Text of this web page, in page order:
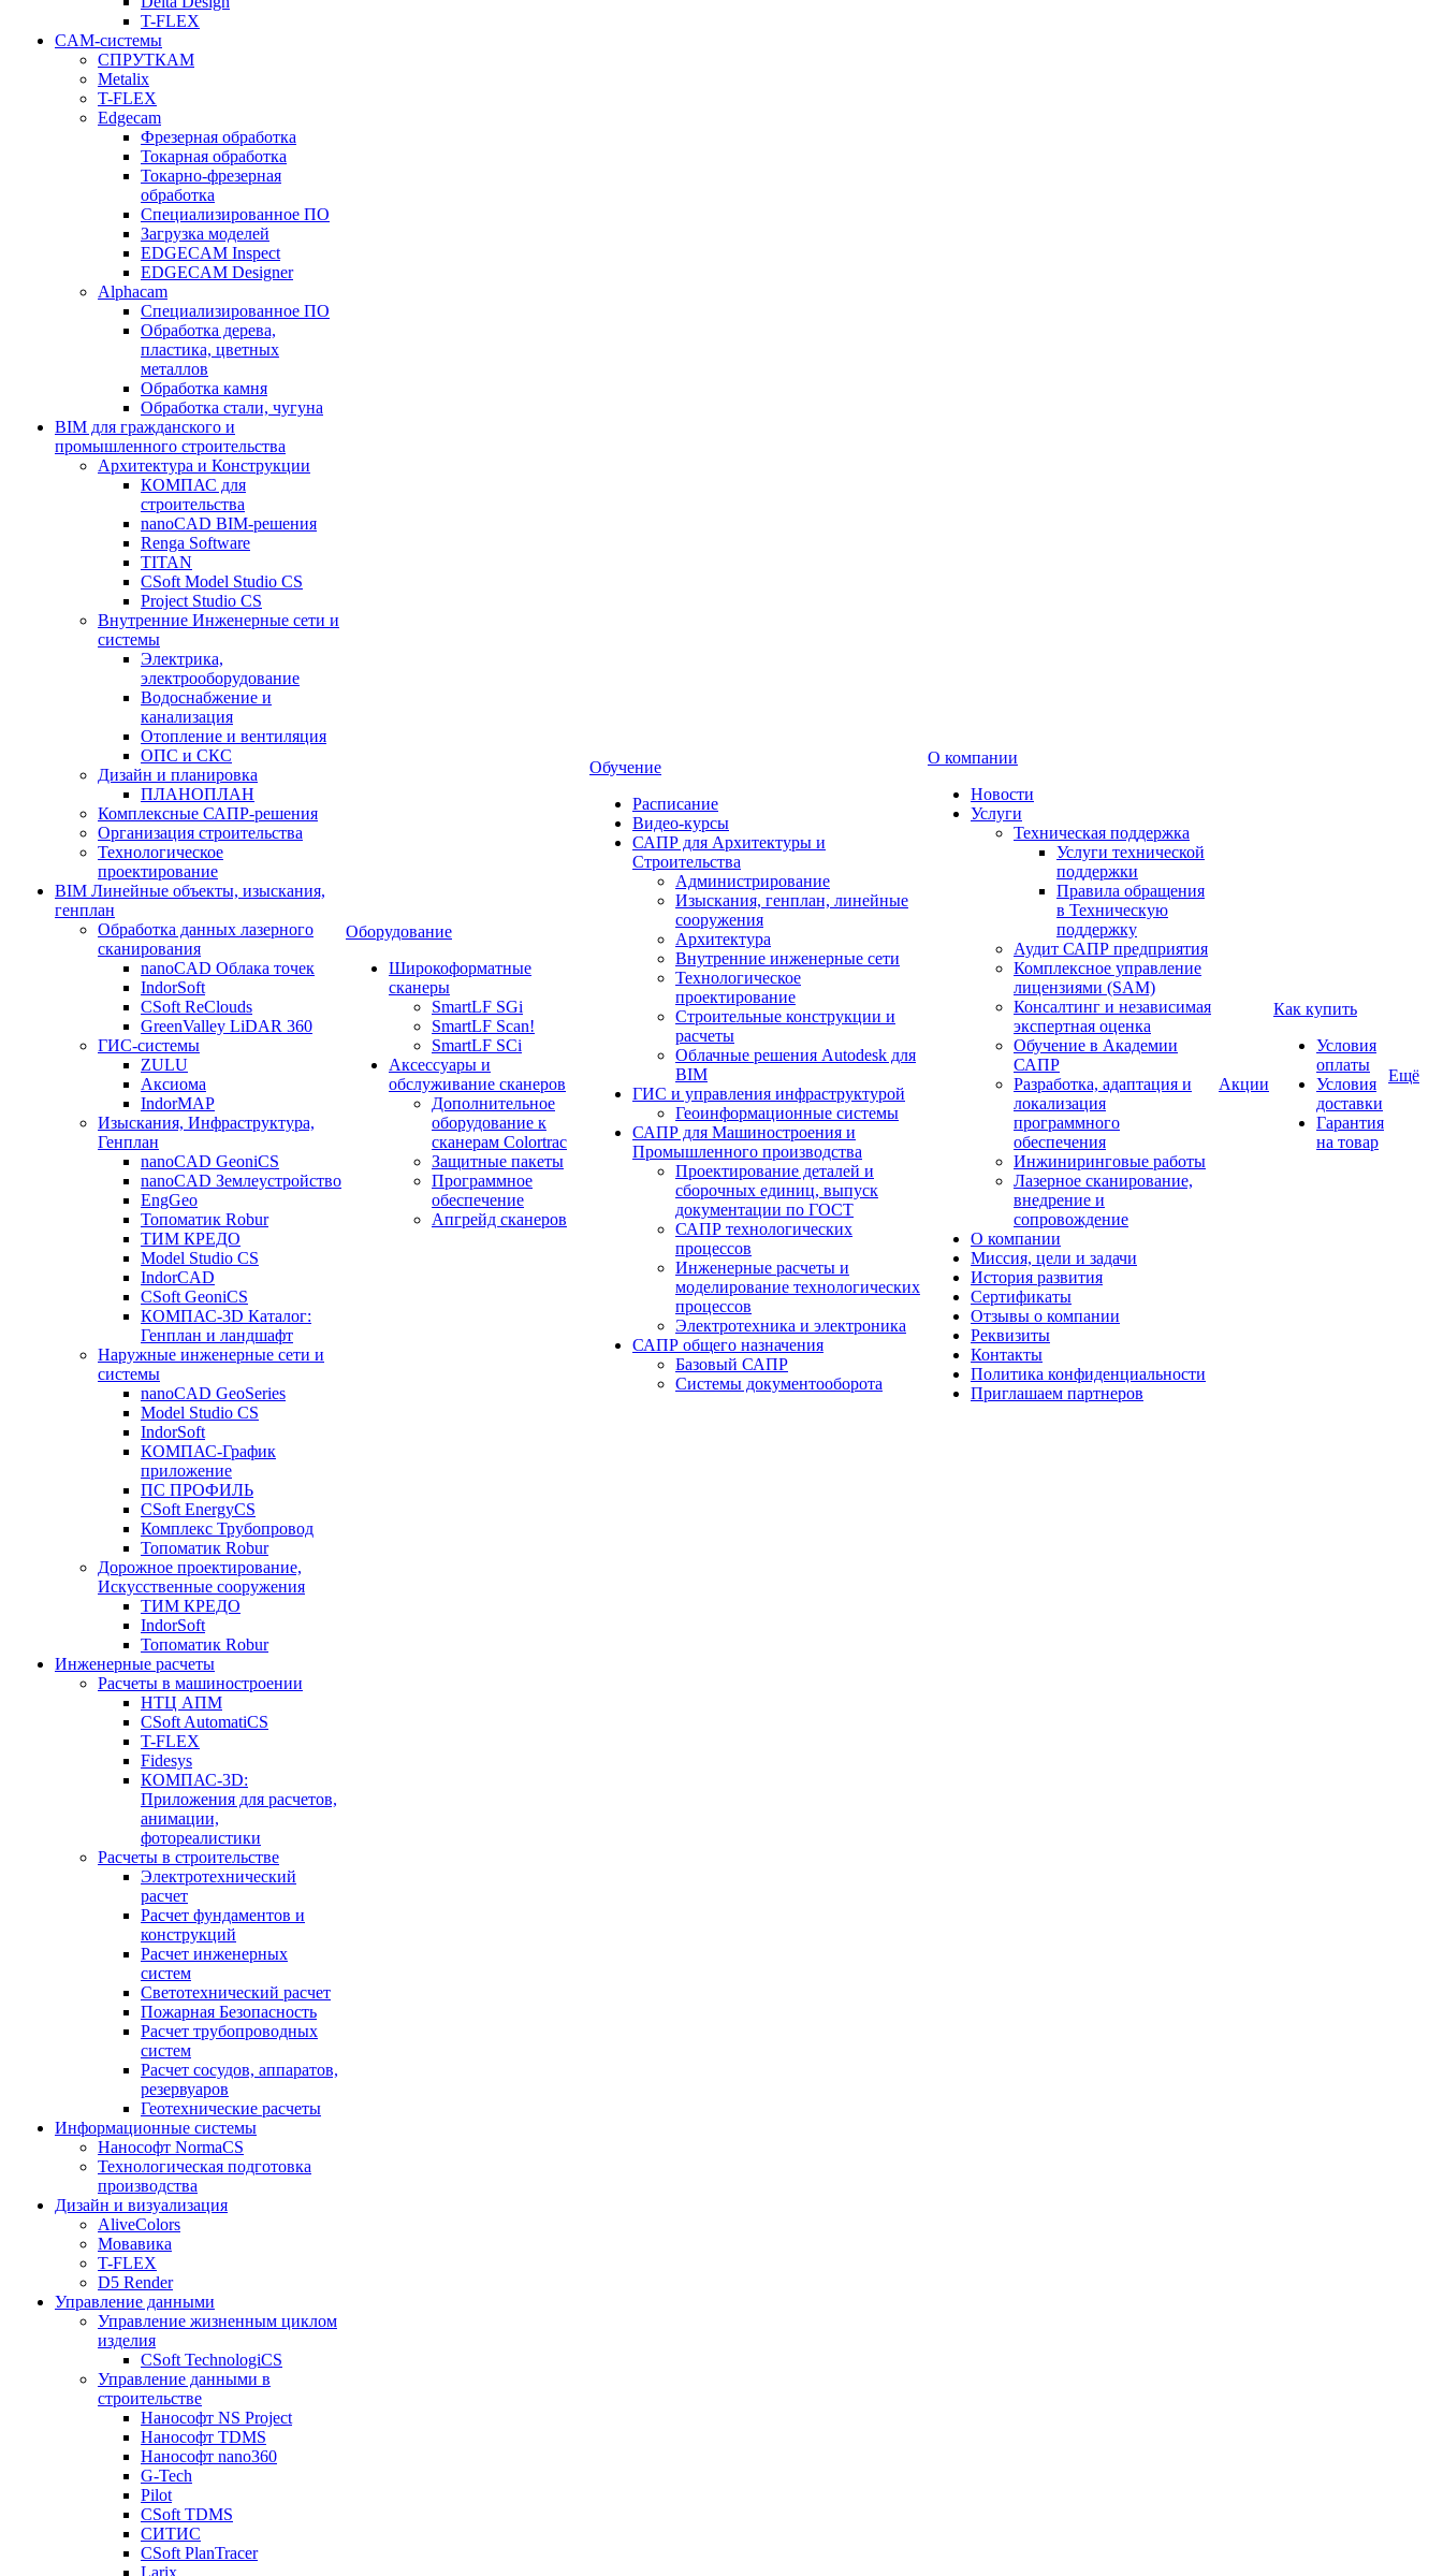
T-FLEX
CAM-системы
СПРУТКAM
Metalix
T-FLEX
Edgecam
Фрезерная обработка
Токарная обработка
Токарно-фрезерная
обработка
Специализированное ПО
Загрузка моделей
EDGECAM Inspect
EDGECAM Designer
Alphacam
Специализированное ПО
Обработка дерева,
пластика, цветных
металлов
Обработка камня
Обработка стали, чугуна
BIM для гражданского и
промышленного строительства
Архитектура и Конструкции
КОМПАС для
строительства
nanoCAD BIM-решения
Renga Software
TITAN
CSoft Model Studio CS
Project Studio CS
Внутренние Инженерные сети и
системы
Электрика,
электрооборудование
Водоснабжение и
канализация
Отопление и вентиляция
ОПС и СКС
Дизайн и планировка
ПЛАНОПЛАН
Комплексные САПР-решения
Организация строительства
Технологическое
проектирование
BIM Линейные объекты, изыскания,
генплан
Обработка данных лазерного
сканирования
nanoCAD Облака точек
IndorSoft
CSoft ReClouds
GreenValley LiDAR 360
ГИС-системы
ZULU
Аксиома
IndorMAP
Изыскания, Инфраструктура,
Генплан
nanoCAD GeoniCS
nanoCAD Землеустройство
EngGeo
Топоматик Robur
ТИМ КРЕДО
Model Studio CS
IndorCAD
CSoft GeoniCS
КОМПАС-3D Каталог:
Генплан и ландшафт
Наружные инженерные сети и
системы
nanoCAD GeoSeries
Model Studio CS
IndorSoft
КОМПАС-График
приложение
ПС ПРОФИЛЬ
CSoft EnergyCS
Комплекс Трубопровод
Топоматик Robur
Дорожное проектирование,
Искусственные сооружения
ТИМ КРЕДО
IndorSoft
Топоматик Robur
Инженерные расчеты
Расчеты в машиностроении
НТЦ АПМ
CSoft AutomatiCS
T-FLEX
Fidesys
КОМПАС-3D:
Приложения для расчетов,
анимации,
фотореалистики
Расчеты в строительстве
Электротехнический
расчет
Расчет фундаментов и
конструкций
Расчет инженерных
систем
Светотехнический расчет
Пожарная Безопасность
Расчет трубопроводных
систем
Расчет сосудов, аппаратов,
резервуаров
Геотехнические расчеты
Информационные системы
Нанософт NormaCS
Технологическая подготовка
производства
Дизайн и визуализация
AliveColors
Мовавика
T-FLEX
D5 Render
Управление данными
Управление жизненным циклом
изделия
CSoft TechnologiCS
Управление данными в
строительстве
Нанософт NS Project
Нанософт TDMS
Нанософт nano360
G-Tech
Pilot
CSoft TDMS
СИТИС
CSoft PlanTracer
Larix
Оборудование
Широкоформатные
сканеры
SmartLF SGi
SmartLF Scan!
SmartLF SCi
Аксессуары и
обслуживание сканеров
Дополнительное
оборудование к
сканерам Colortrac
Защитные пакеты
Программное
обеспечение
Апгрейд сканеров
Обучение
Расписание
Видео-курсы
САПР для Архитектуры и
Строительства
Администрирование
Изыскания, генплан, линейные
сооружения
Архитектура
Внутренние инженерные сети
Технологическое
проектирование
Строительные конструкции и
расчеты
Облачные решения Autodesk для
BIM
ГИС и управления инфраструктурой
Геоинформационные системы
САПР для Машиностроения и
Промышленного производства
Проектирование деталей и
сборочных единиц, выпуск
документации по ГОСТ
САПР технологических
процессов
Инженерные расчеты и
моделирование технологических
процессов
Электротехника и электроника
САПР общего назначения
Базовый САПР
Системы документооборота
О компании
Новости
Услуги
Техническая поддержка
Услуги технической
поддержки
Правила обращения
в Техническую
поддержку
Аудит САПР предприятия
Комплексное управление
лицензиями (SAM)
Консалтинг и независимая
экспертная оценка
Обучение в Академии
САПР
Разработка, адаптация и
локализация
программного
обеспечения
Инжиниринговые работы
Лазерное сканирование,
внедрение и
сопровождение
О компании
Миссия, цели и задачи
История развития
Сертификаты
Отзывы о компании
Реквизиты
Контакты
Политика конфиденциальности
Приглашаем партнеров
Акции
Как купить
Условия
оплаты
Условия
доставки
Гарантия
на товар
Ещё